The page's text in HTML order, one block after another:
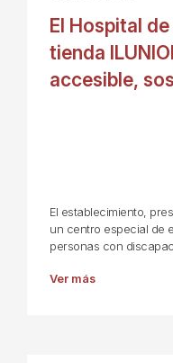
El Hospital
tienda
accesible,
El establecimiento,
un centro especial de
personas con
Ver más